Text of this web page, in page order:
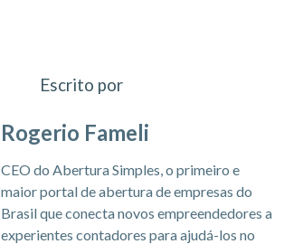
Escrito por
Rogerio Fameli
CEO do Abertura Simples, o primeiro e
maior portal de abertura de empresas do
Brasil que conecta novos empreendedores a
experientes contadores para ajudá-los no